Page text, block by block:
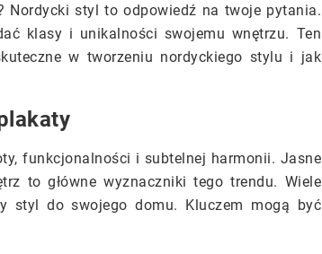
Nordycki styl to odpowiedź na twoje pytania.
klasy i unikalności swojemu wnętrzu. Ten
w tworzeniu nordyckiego stylu i jak
funkcjonalności i subtelnej harmonii. Jasne
to główne wyznaczniki tego trendu. Wiele
styl do swojego domu. Kluczem mogą być